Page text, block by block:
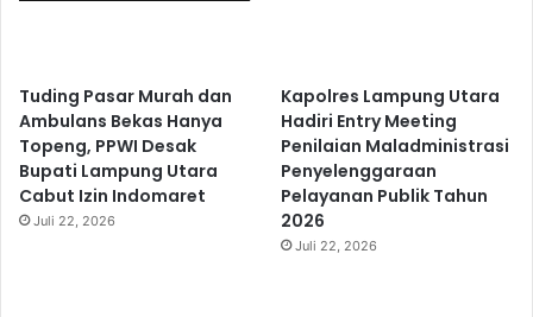
Tuding Pasar Murah dan
Ambulans Bekas Hanya
Topeng, PPWI Desak
Bupati Lampung Utara
Cabut Izin Indomaret
Juli 22, 2026
Kapolres Lampung Utara
Hadiri Entry Meeting
Penilaian Maladministrasi
Penyelenggaraan
Pelayanan Publik Tahun
2026
Juli 22, 2026